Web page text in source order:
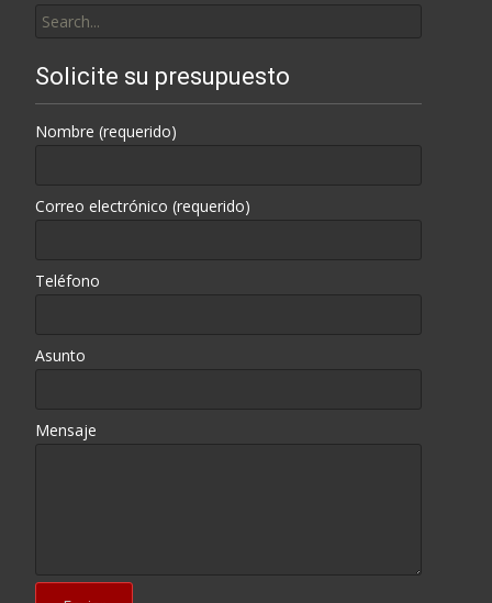
for:
Solicite su presupuesto
Nombre (requerido)
Correo electrónico (requerido)
Teléfono
Asunto
Mensaje